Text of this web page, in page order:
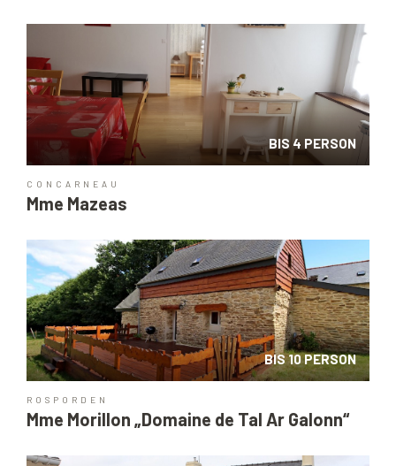
BIS 4 PERSON
CONCARNEAU
Mme Mazeas
BIS 10 PERSON
ROSPORDEN
Mme Morillon „Domaine de Tal Ar Galonn“